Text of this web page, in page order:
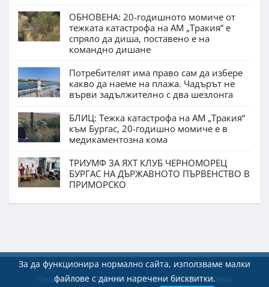
ОБНОВЕНА: 20-годишното момиче от
тежката катастрофа на АМ „Тракия“ е
спряло да диша, поставено е на
командно дишане
Потребителят има право сам да избере
какво да наеме на плажа. Чадърът не
върви задължително с два шезлонга
БЛИЦ: Тежка катастрофа на АМ „Тракия“
към Бургас, 20-годишно момиче е в
медикаментозна кома
ТРИУМФ ЗА ЯХТ КЛУБ ЧЕРНОМОРЕЦ
БУРГАС НА ДЪРЖАВНОТО ПЪРВЕНСТВО В
ПРИМОРСКО
За да функционира нормално сайта, използваме малки
файлове с данни наречени бисквитки.
Пишете ни Реклама Екип Общи условия